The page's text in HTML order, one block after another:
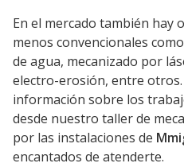
En el mercado también hay
menos convencionales
de agua, mecanizado por
electro-erosión, entre
información sobre los
desde nuestro taller de
por las instalaciones de
encantados de atenderte.